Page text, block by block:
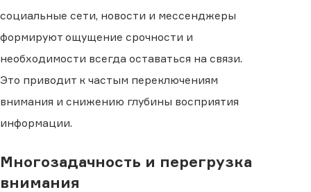
социальные сети, новости и мессенджеры
формируют ощущение срочности и
необходимости всегда оставаться на связи.
Это приводит к частым переключениям
внимания и снижению глубины восприятия
информации.
Многозадачность и перегрузка
внимания